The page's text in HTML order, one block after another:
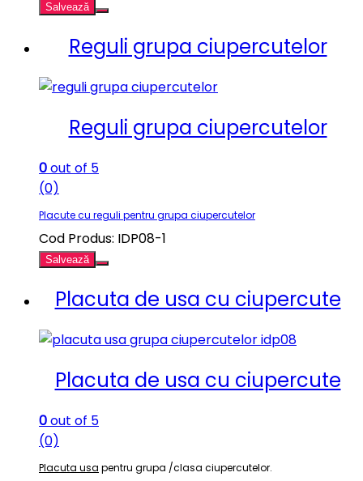
Salvează
Reguli grupa ciupercutelor
Reguli grupa ciupercutelor
0out of 5
(0)
Placute cu reguli pentru grupa ciupercutelor
Cod Produs: IDP08-1
Salvează
Placuta de usa cu ciupercute
Placuta de usa cu ciupercute
0out of 5
(0)
Placuta usa pentru grupa /clasa ciupercutelor.